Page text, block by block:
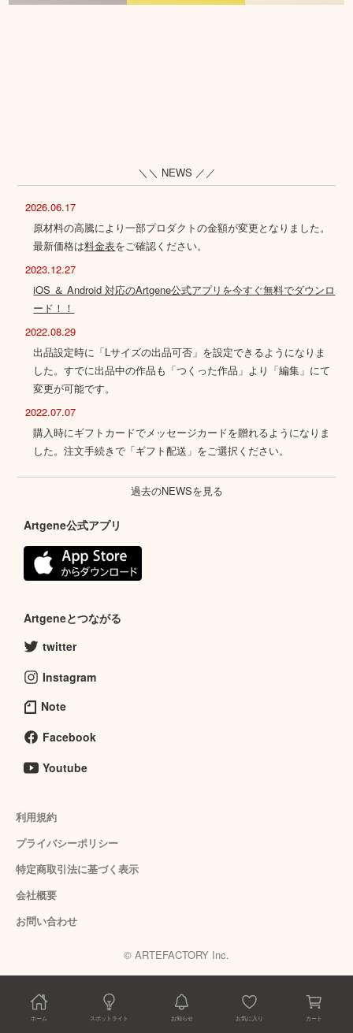
ホーム スポットライト お知らせ お気に入り カート
＼＼ NEWS ／／
2026.06.17
原材料の高騰により一部プロダクトの金額が変更となりました。
最新価格は料金表をご確認ください。
2023.12.27
iOS ＆ Android 対応のArtgene公式アプリを今すぐ無料でダウンロ
ード！！
2022.08.29
出品設定時に「Lサイズの出品可否」を設定できるようになりま
した。すでに出品中の作品も「つくった作品」より「編集」にて
変更が可能です。
2022.07.07
購入時にギフトカードでメッセージカードを贈れるようになりま
した。注文手続きで「ギフト配送」をご選択ください。
過去のNEWSを見る
Artgene公式アプリ
Artgeneとつながる
twitter
Instagram
Note
Facebook
Youtube
利用規約
プライバシーポリシー
特定商取引法に基づく表示
会社概要
お問い合わせ
© ARTEFACTORY Inc.